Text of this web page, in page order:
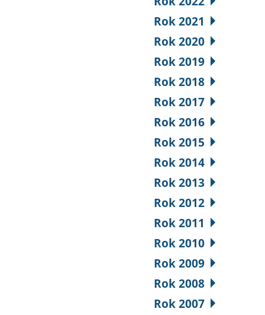
Rok 2021
Rok 2020
Rok 2019
Rok 2018
Rok 2017
Rok 2016
Rok 2015
Rok 2014
Rok 2013
Rok 2012
Rok 2011
Rok 2010
Rok 2009
Rok 2008
Rok 2007